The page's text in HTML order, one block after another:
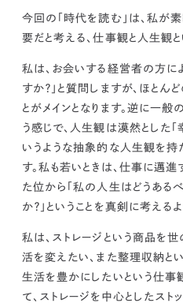
asul
サイト
ーム
カスタマーハラスメントポリ
情報セキュリティ・DX方
©2025
今回の「時代を読む」は、私が
要だと考える、仕事観と人生観
私は、お会いする経営者の方に
すか？」と質問しますが、ほと
とがメインとなります。逆に一
う感じで、人生観は漠然とした「
いうような抽象的な人生観を持
す。私も若いときは、仕事に邁
た位から
「私の人生はどうある
か？」ということを真剣に考える
私は、ストレージという商品を
活を変えたい、また整理収納と
生活を豊かにしたいという仕事
て、ストレージを中心としたスト